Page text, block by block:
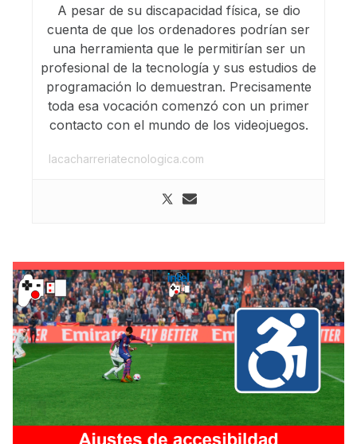
A pesar de su discapacidad física, se dio
cuenta de que los ordenadores podrían ser
una herramienta que le permitirían ser un
profesional de la tecnología y sus estudios de
programación lo demuestran. Precisamente
toda esa vocación comenzó con un primer
contacto con el mundo de los videojuegos.
lacacharreriatecnologica.com